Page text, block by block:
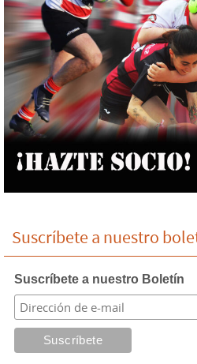
Suscríbete a nuestro
Suscríbete a nuestro Boletín